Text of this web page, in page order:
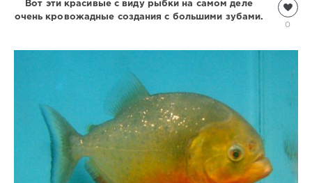
Подводный
мир
0
Вот эти красивые с виду рыбки на самом деле
очень кровожадные создания с большими зубами.